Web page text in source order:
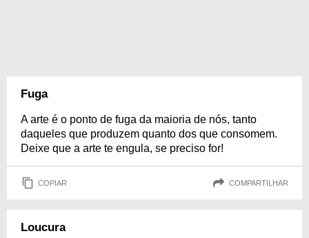
Fuga
A arte é o ponto de fuga da maioria de nós, tanto
daqueles que produzem quanto dos que consomem.
Deixe que a arte te engula, se preciso for!
COPIAR COMPARTILHAR
Loucura